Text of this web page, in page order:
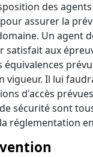
des
assurer la
Un agent
satisfait aux
vigueur. Il lui
d'accès
sécurité sont
réglementation